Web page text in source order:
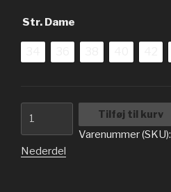
Str. Dame
Langærmet
Kjoler
Tilføj til kurv
Varenummer (SKU):
Nederdel